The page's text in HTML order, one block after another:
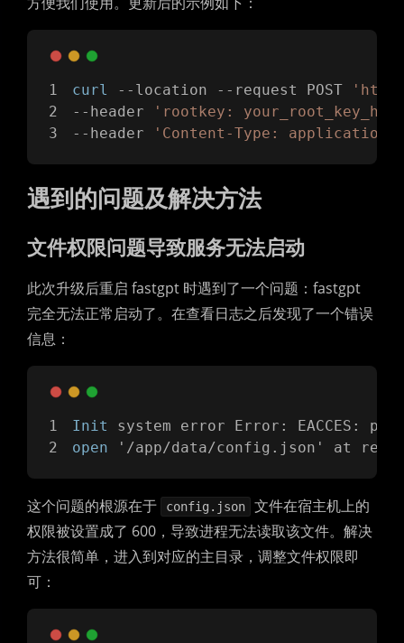
curl --location --request POST
--header
'rootkey:
--header
'Content-Type: application/
遇到的问题及解决方法
文件权限问题导致服务无法启动
此次升级后重启 fastgpt 时遇到了一个问题：fastgpt
完全无法正常启动了。在查看日志之后发现了一个错误
信息：
Init
system error Error: EACCES:
open '/app/data/config.json' at
这个问题的根源在于 config.json
文件在宿主机上的
权限被设置成了 600，导致进程无法读取该文件。解决
方法很简单，进入到对应的主目录，调整文件权限即
可：